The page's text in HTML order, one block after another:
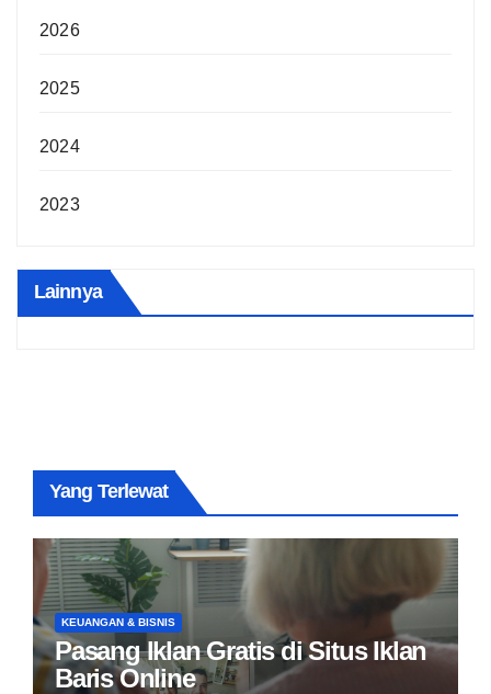
2026
2025
2024
2023
Lainnya
Yang Terlewat
KEUANGAN & BISNIS
Pasang Iklan Gratis di Situs Iklan
Baris Online